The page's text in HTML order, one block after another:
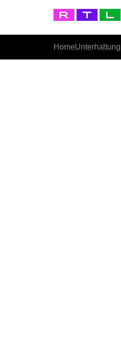
HomeUnterhaltung